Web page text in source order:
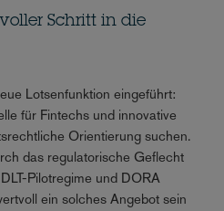
Schritt in die
Lotsenfunktion eingeführt:
für Fintechs und innovative
Orientierung suchen.
das regulatorische Geflecht
Pilotregime und DORA
ein solches Angebot sein